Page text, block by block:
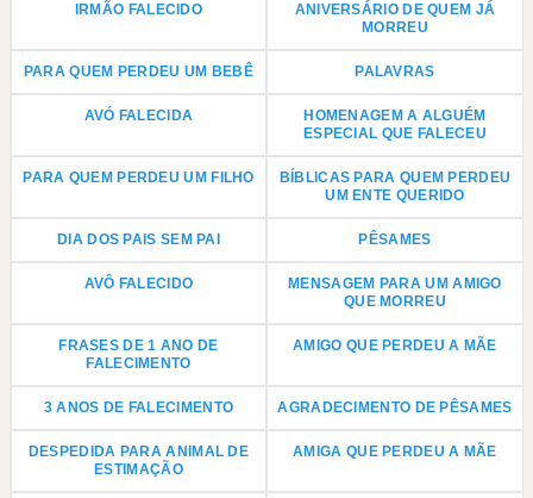
IRMÃO FALECIDO
ANIVERSÁRIO DE QUEM JÁ
MORREU
PARA QUEM PERDEU UM BEBÊ PALAVRAS
AVÓ FALECIDA
HOMENAGEM A ALGUÉM
ESPECIAL QUE FALECEU
PARA QUEM PERDEU UM FILHO
BÍBLICAS PARA QUEM PERDEU
UM ENTE QUERIDO
DIA DOS PAIS SEM PAI PÊSAMES
AVÔ FALECIDO
MENSAGEM PARA UM AMIGO
QUE MORREU
FRASES DE 1 ANO DE
FALECIMENTO
AMIGO QUE PERDEU A MÃE
3 ANOS DE FALECIMENTO AGRADECIMENTO DE PÊSAMES
DESPEDIDA PARA ANIMAL DE
ESTIMAÇÃO
AMIGA QUE PERDEU A MÃE